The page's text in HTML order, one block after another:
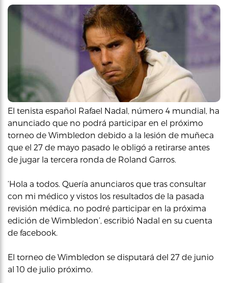
El tenista español Rafael Nadal, número 4 mundial, ha
anunciado que no podrá participar en el próximo
torneo de Wimbledon debido a la lesión de muñeca
que el 27 de mayo pasado le obligó a retirarse antes
de jugar la tercera ronda de Roland Garros.
‘Hola a todos. Quería anunciaros que tras consultar
con mi médico y vistos los resultados de la pasada
revisión médica, no podré participar en la próxima
edición de Wimbledon’, escribió Nadal en su cuenta
de facebook.
El torneo de Wimbledon se disputará del 27 de junio
al 10 de julio próximo.